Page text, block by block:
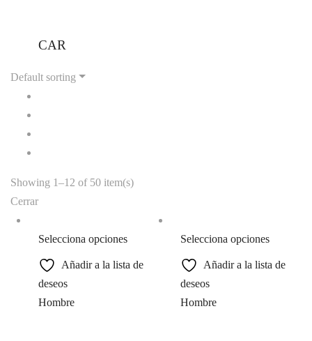
CAR
Default sorting
Showing 1–12 of 50 item(s)
Cerrar
Selecciona opciones
Añadir a la lista de
deseos
Hombre
Selecciona opciones
Añadir a la lista de
deseos
Hombre